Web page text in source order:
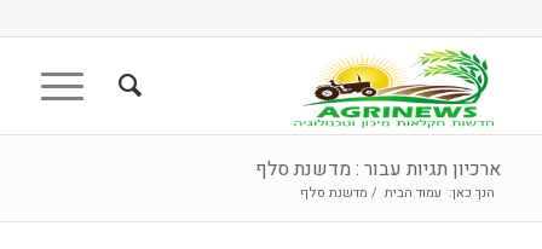
ארכיון תגיות עבור : מדשנת סלף
הנך כאן: עמוד הבית / מדשנת סלף